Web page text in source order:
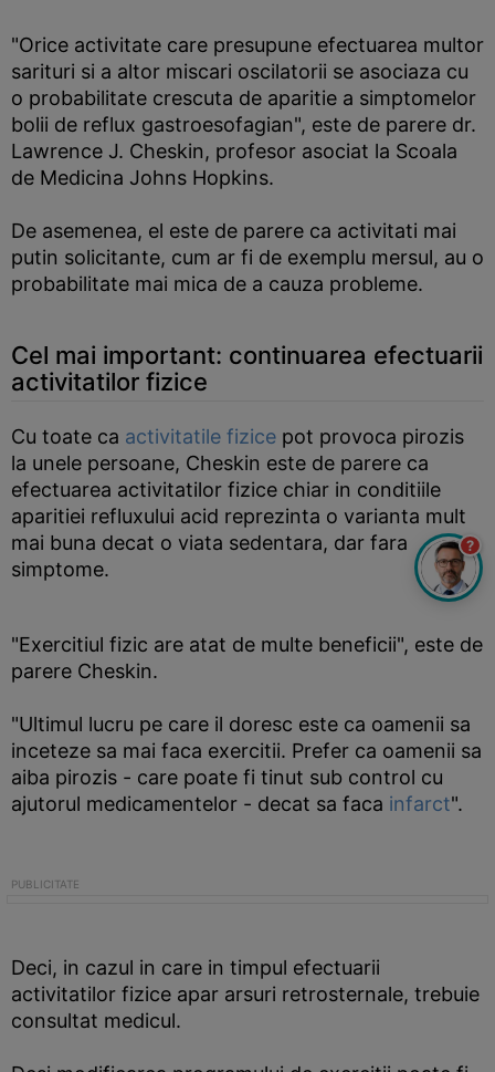
"Orice activitate care presupune efectuarea multor
sarituri si a altor miscari oscilatorii se asociaza cu
o probabilitate crescuta de aparitie a simptomelor
bolii de reflux gastroesofagian", este de parere dr.
Lawrence J. Cheskin, profesor asociat la Scoala
de Medicina Johns Hopkins.
De asemenea, el este de parere ca activitati mai
putin solicitante, cum ar fi de exemplu mersul, au o
probabilitate mai mica de a cauza probleme.
Cel mai important: continuarea efectuarii
activitatilor fizice
Cu toate ca activitatile fizice pot provoca pirozis
la unele persoane, Cheskin este de parere ca
efectuarea activitatilor fizice chiar in conditiile
aparitiei refluxului acid reprezinta o varianta mult
mai buna decat o viata sedentara, dar fara
simptome.
"Exercitiul fizic are atat de multe beneficii", este de
parere Cheskin.
"Ultimul lucru pe care il doresc este ca oamenii sa
inceteze sa mai faca exercitii. Prefer ca oamenii sa
aiba pirozis - care poate fi tinut sub control cu
ajutorul medicamentelor - decat sa faca infarct".
Deci, in cazul in care in timpul efectuarii
activitatilor fizice apar arsuri retrosternale, trebuie
consultat medicul.
?